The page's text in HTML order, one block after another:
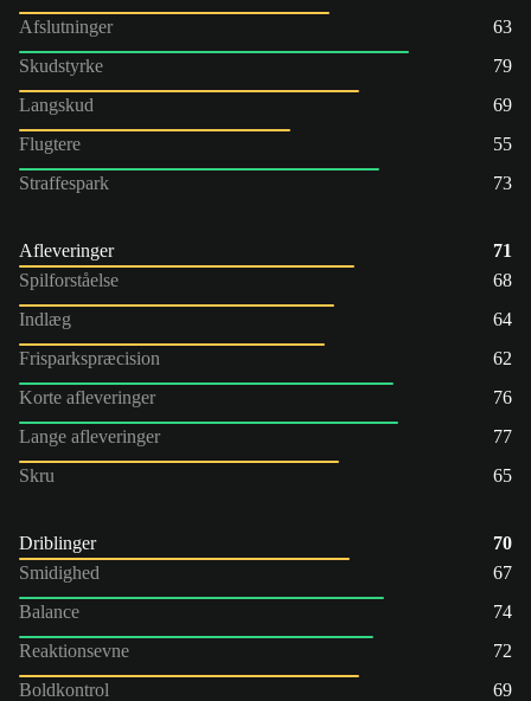
Afslutninger
63
Skudstyrke
79
Langskud
69
Flugtere
55
Straffespark
73
Afleveringer
71
Spilforståelse
68
Indlæg
64
Frisparkspræcision
62
Korte afleveringer
76
Lange afleveringer
77
Skru
65
Driblinger
70
Smidighed
67
Balance
74
Reaktionsevne
72
Boldkontrol
69